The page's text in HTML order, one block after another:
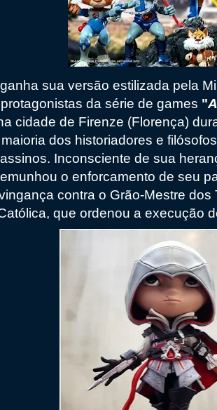
sua versão estilizada pela
da série de games "
cidade de Firenze (Florença)
dos historiadores e
Inconsciente de sua
o enforcamento de seu
contra o Grão-Mestre dos
que ordenou a execução